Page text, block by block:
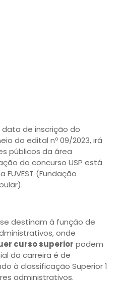
data de inscrição do
do edital nº 09/2023, irá
públicos da área
do concurso USP está
(Fundação
destinam à função de
onde
curso superior podem
da carreira é de
à classificação Superior 1
administrativos.